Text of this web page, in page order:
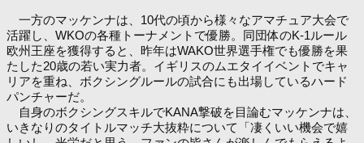
一方のマッケンナは、10代の頃から様々なアマチュア大会で
活躍し、WKOの各種トーナメントで優勝。同団体のK-1ルール
欧州王座を獲得すると、昨年はWAKO世界選手権でも優勝を果
たした20歳の若い実力者。イギリスのムエタイイベントでキャ
リアを重ね、ボクシングルールの試合にも出場しているハード
パンチャーだ。
自身のボクシングスキルでKANA撃破を目論むマッケンナは、
いきなりのタイトルマッチ大抜粋について「凄くいい機会で嬉